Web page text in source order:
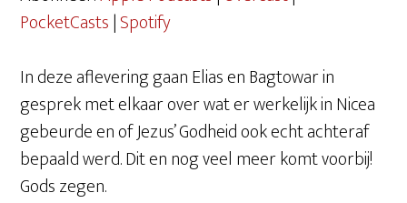
RSS FEED
PocketCasts|Spotify
In deze aflevering gaan Elias en Bagtowar in
gesprek met elkaar over wat er werkelijk in Nicea
gebeurde en of Jezus’ Godheid ook echt achteraf
bepaald werd. Dit en nog veel meer komt voorbij!
Gods zegen.